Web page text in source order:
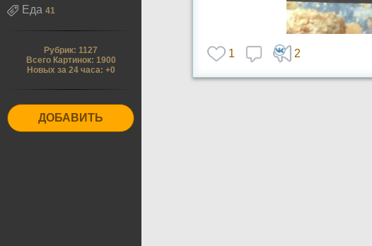
Еда 41
Рубрик: 1127
Всего Картинок: 1900
Новых за 24 часа: +0
ДОБАВИТЬ
1 2